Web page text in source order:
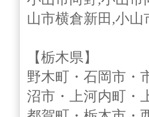
山市横倉新田,小山
【栃木県】
野木町・石岡市・
沼市・上河内町・